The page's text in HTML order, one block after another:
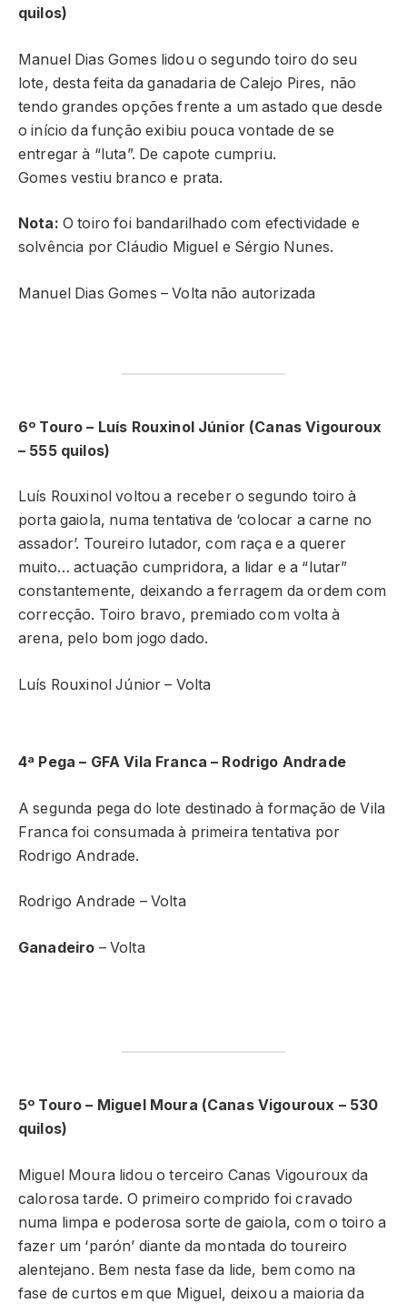
quilos)
Manuel Dias Gomes lidou o segundo toiro do seu
lote, desta feita da ganadaria de Calejo Pires, não
tendo grandes opções frente a um astado que desde
o início da função exibiu pouca vontade de se
entregar à “luta”. De capote cumpriu.
Gomes vestiu branco e prata.
Nota: O toiro foi bandarilhado com efectividade e
solvência por Cláudio Miguel e Sérgio Nunes.
Manuel Dias Gomes – Volta não autorizada
6º Touro – Luís Rouxinol Júnior (Canas Vigouroux
– 555 quilos)
Luís Rouxinol voltou a receber o segundo toiro à
porta gaiola, numa tentativa de ‘colocar a carne no
assador’. Toureiro lutador, com raça e a querer
muito… actuação cumpridora, a lidar e a “lutar”
constantemente, deixando a ferragem da ordem com
correcção. Toiro bravo, premiado com volta à
arena, pelo bom jogo dado.
Luís Rouxinol Júnior – Volta
4ª Pega – GFA Vila Franca – Rodrigo Andrade
A segunda pega do lote destinado à formação de Vila
Franca foi consumada à primeira tentativa por
Rodrigo Andrade.
Rodrigo Andrade – Volta
Ganadeiro – Volta
5º Touro – Miguel Moura (Canas Vigouroux – 530
quilos)
Miguel Moura lidou o terceiro Canas Vigouroux da
calorosa tarde. O primeiro comprido foi cravado
numa limpa e poderosa sorte de gaiola, com o toiro a
fazer um ‘parón’ diante da montada do toureiro
alentejano. Bem nesta fase da lide, bem como na
fase de curtos em que Miguel, deixou a maioria da